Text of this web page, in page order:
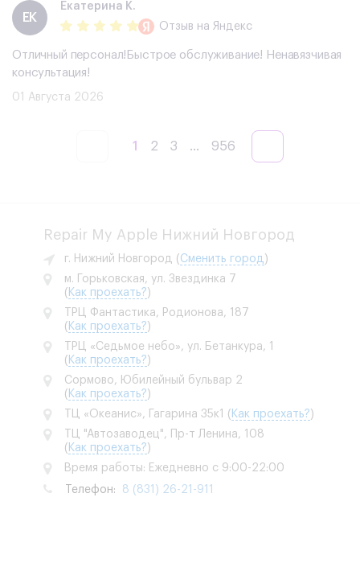
ЕК
Екатерина К.
Отзыв на Яндекс
Отличный персонал!Быстрое обслуживание! Ненавязчивая
консультация!
01 Августа 2026
1 2 3 ... 956
Repair My Apple Нижний Новгород
г. Нижний Новгород ( Сменить город)
м. Горьковская, ул. Звездинка 7
( Как проехать?)
ТРЦ Фантастика, Родионова, 187
( Как проехать?)
ТРЦ «Седьмое небо», ул. Бетанкура, 1
( Как проехать?)
Сормово, Юбилейный бульвар 2
( Как проехать?)
ТЦ «Океанис», Гагарина 35к1 ( Как проехать?)
ТЦ "Автозаводец", Пр-т Ленина, 108
( Как проехать?)
Время работы: Ежедневно с 9:00-22:00
Телефон: 8 (831) 26-21-911